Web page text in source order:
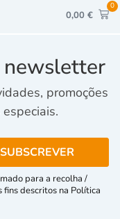
0,00 €
0
newsletter
promoções
para a recolha /
descritos na Política